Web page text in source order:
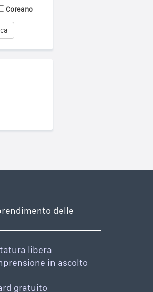
Coreano
delle
libera
in ascolto
gratuito